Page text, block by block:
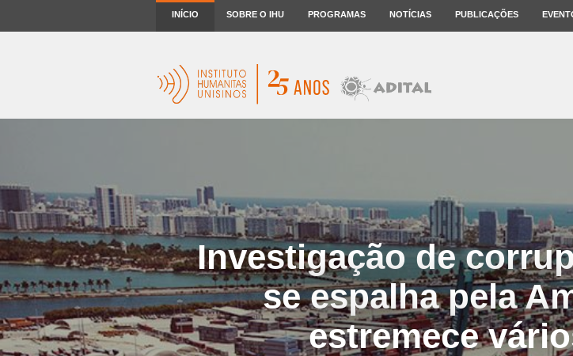
INÍCIO SOBRE O IHU PROGRAMAS NOTÍCIAS PUBLICAÇÕES
Investigação de
se espalha pela
estremece